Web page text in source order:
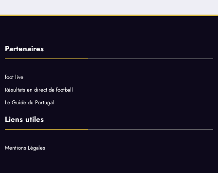
Partenaires
foot live
Résultats en direct de football
Le Guide du Portugal
Liens utiles
Mentions Légales